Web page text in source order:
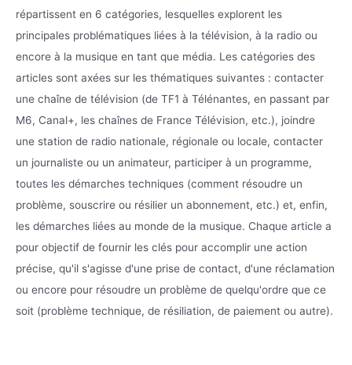
répartissent en 6 catégories, lesquelles explorent les
principales problématiques liées à la télévision, à la radio ou
encore à la musique en tant que média. Les catégories des
articles sont axées sur les thématiques suivantes : contacter
une chaîne de télévision (de TF1 à Télénantes, en passant par
M6, Canal+, les chaînes de France Télévision, etc.), joindre
une station de radio nationale, régionale ou locale, contacter
un journaliste ou un animateur, participer à un programme,
toutes les démarches techniques (comment résoudre un
problème, souscrire ou résilier un abonnement, etc.) et, enfin,
les démarches liées au monde de la musique. Chaque article a
pour objectif de fournir les clés pour accomplir une action
précise, qu'il s'agisse d'une prise de contact, d'une réclamation
ou encore pour résoudre un problème de quelqu'ordre que ce
soit (problème technique, de résiliation, de paiement ou autre).